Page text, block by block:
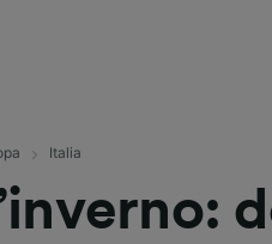
Italia